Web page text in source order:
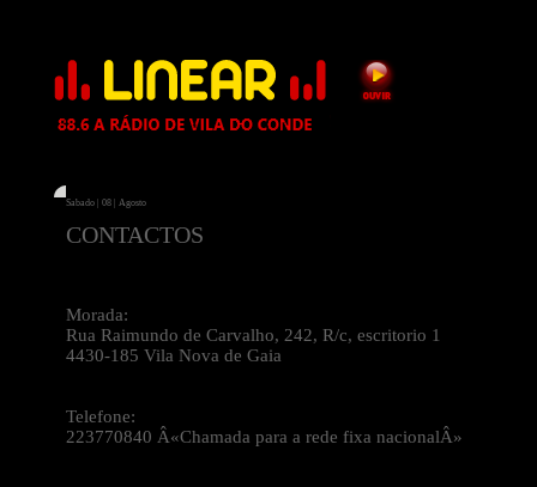
Sabado | 08 | Agosto
CONTACTOS
Morada:
Rua Raimundo de Carvalho, 242, R/c, escritorio 1
4430-185 Vila Nova de Gaia
Telefone:
223770840 Â«Chamada para a rede fixa nacionalÂ»